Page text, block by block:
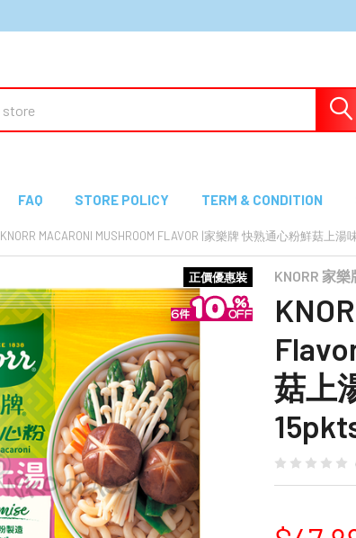
FAQ STORE POLICY TERM & CONDITION
KNORR MACARONI MUSHROOM FLAVOR |家樂牌 快熟通心粉鮮菇上湯
KNORR 家樂
菇上
正價優惠裝